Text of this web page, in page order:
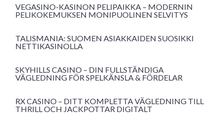
VEGASINO-KASINON PELIPAIKKA – MODERNIN
PELIKOKEMUKSEN MONIPUOLINEN SELVITYS
TALISMANIA: SUOMEN ASIAKKAIDEN SUOSIKKI
NETTIKASINOLLA
SKYHILLS CASINO – DIN FULLSTÄNDIGA
VÄGLEDNING FÖR SPELKÄNSLA & FÖRDELAR
RX CASINO – DITT KOMPLETTA VÄGLEDNING TILL
THRILL OCH JACKPOTTAR DIGITALT